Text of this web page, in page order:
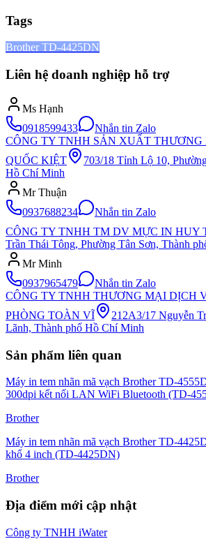
Tags
Brother TD-4425DN
Liên hệ doanh nghiệp hỗ trợ
Ms Hạnh
0918599433
Nhắn tin Zalo
CÔNG TY TNHH SẢN XUẤT
QUỐC KIỆT
703/18 Tỉnh Lộ 10,
Hồ Chí Minh
Mr Thuận
0937688234
Nhắn tin Zalo
CÔNG TY TNHH TM DV MỰC IN HUY
Trần Thái Tông, Phường Tân Sơn, Thành
Mr Minh
0937965479
Nhắn tin Zalo
CÔNG TY TNHH THƯƠNG MẠI DỊCH
PHÒNG TOÀN VĨ
212A3/17 Nguyễn
Lãnh, Thành phố Hồ Chí Minh
Sản phẩm liên quan
Máy in tem nhãn mã vạch Brother TD-
300dpi kết nối LAN WiFi Bluetooth (TD-
Brother
Máy in tem nhãn mã vạch Brother TD-
khổ 4 inch (TD-4425DN)
Brother
Địa điểm mới cập nhật
Công ty TNHH iWater